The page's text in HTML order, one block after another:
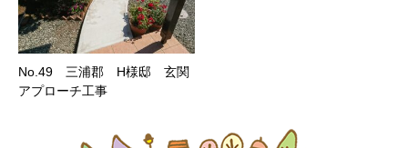
No.49 三浦郡 H様邸 玄関
アプローチ工事